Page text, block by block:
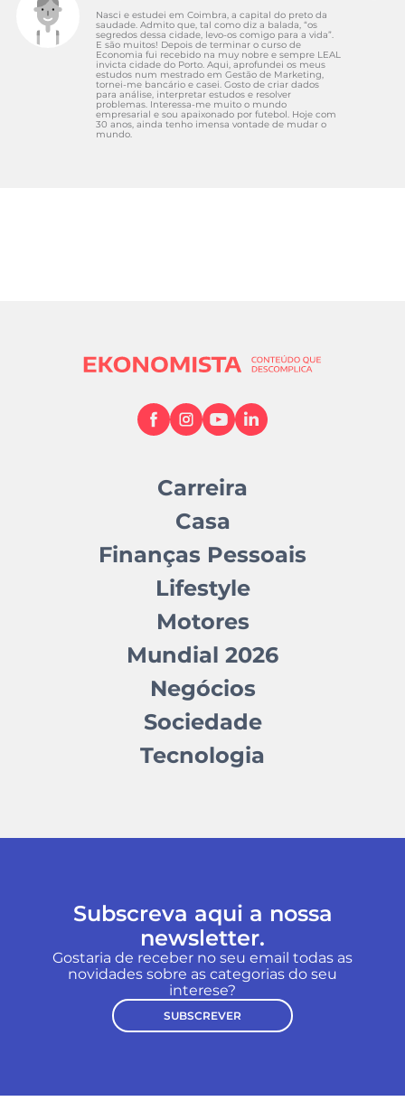
Nasci e estudei em Coimbra, a capital do preto da
saudade. Admito que, tal como diz a balada, “os
segredos dessa cidade, levo-os comigo para a vida”.
E são muitos! Depois de terminar o curso de
Economia fui recebido na muy nobre e sempre LEAL
invicta cidade do Porto. Aqui, aprofundei os meus
estudos num mestrado em Gestão de Marketing,
tornei-me bancário e casei. Gosto de criar dados
para análise, interpretar estudos e resolver
problemas. Interessa-me muito o mundo
empresarial e sou apaixonado por futebol. Hoje com
30 anos, ainda tenho imensa vontade de mudar o
mundo.
Carreira
Casa
Finanças Pessoais
Lifestyle
Motores
Mundial 2026
Negócios
Sociedade
Tecnologia
Subscreva aqui a nossa
newsletter.
Gostaria de receber no seu email todas as
novidades sobre as categorias do seu
interese?
SUBSCREVER